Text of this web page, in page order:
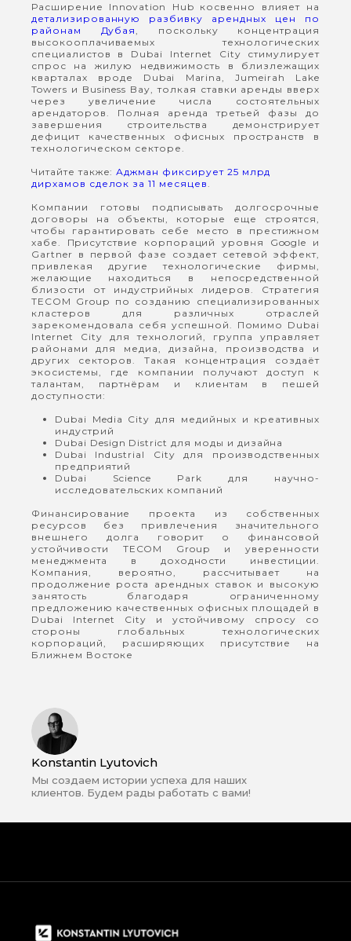
Расширение Innovation Hub косвенно влияет на
детализированную разбивку арендных цен по
районам Дубая, поскольку концентрация
высокооплачиваемых технологических
специалистов в Dubai Internet City стимулирует
спрос на жилую недвижимость в близлежащих
кварталах вроде Dubai Marina, Jumeirah Lake
Towers и Business Bay, толкая ставки аренды вверх
через увеличение числа состоятельных
арендаторов. Полная аренда третьей фазы до
завершения строительства демонстрирует
дефицит качественных офисных пространств в
технологическом секторе.
Читайте также:Аджман фиксирует 25 млрд
дирхамов сделок за 11 месяцев.
Компании готовы подписывать долгосрочные
договоры на объекты, которые еще строятся,
чтобы гарантировать себе место в престижном
хабе. Присутствие корпораций уровня Google и
Gartner в первой фазе создает сетевой эффект,
привлекая другие технологические фирмы,
желающие находиться в непосредственной
близости от индустрийных лидеров. Стратегия
TECOM Group по созданию специализированных
кластеров для различных отраслей
зарекомендовала себя успешной. Помимо Dubai
Internet City для технологий, группа управляет
районами для медиа, дизайна, производства и
других секторов. Такая концентрация создаёт
экосистемы, где компании получают доступ к
талантам, партнёрам и клиентам в пешей
доступности:
Dubai Media City для медийных и креативных
индустрий
Dubai Design District для моды и дизайна
Dubai Industrial City для производственных
предприятий
Dubai Science Park для научно-
исследовательских компаний
Финансирование проекта из собственных
ресурсов без привлечения значительного
внешнего долга говорит о финансовой
устойчивости TECOM Group и уверенности
менеджмента в доходности инвестиции.
Компания, вероятно, рассчитывает на
продолжение роста арендных ставок и высокую
занятость благодаря ограниченному
предложению качественных офисных площадей в
Dubai Internet City и устойчивому спросу со
стороны глобальных технологических
корпораций, расширяющих присутствие на
Ближнем Востоке
Konstantin Lyutovich
Мы создаем истории успеха для наших
клиентов. Будем рады работать с вами!